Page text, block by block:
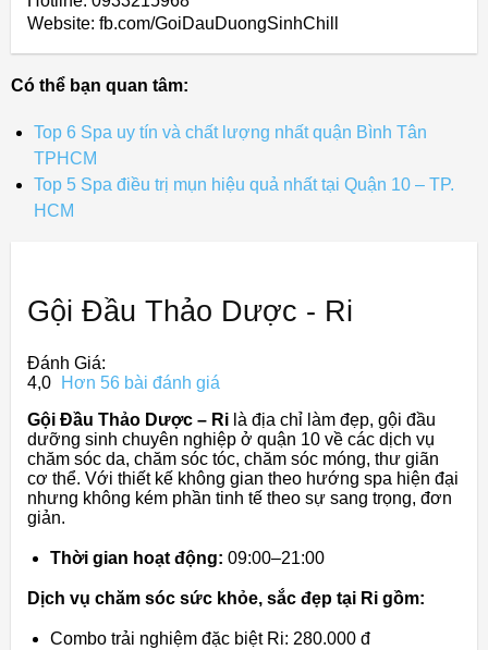
Website: fb.com/GoiDauDuongSinhChill
Có thể bạn quan tâm:
Top 6 Spa uy tín và chất lượng nhất quận Bình Tân
TPHCM
Top 5 Spa điều trị mụn hiệu quả nhất tại Quận 10 – TP.
HCM
Gội Đầu Thảo Dược - Ri
Đánh Giá:
4,0
Hơn 56 bài đánh giá
Gội Đầu Thảo Dược – Ri là địa chỉ làm đẹp, gội đầu
dưỡng sinh chuyên nghiệp ở quận 10 về các dịch vụ
chăm sóc da, chăm sóc tóc, chăm sóc móng, thư giãn
cơ thể. Với thiết kế không gian theo hướng spa hiện đại
nhưng không kém phần tinh tế theo sự sang trọng, đơn
giản.
Thời gian hoạt động: 09:00–21:00
Dịch vụ chăm sóc sức khỏe, sắc đẹp tại Ri gồm:
Combo trải nghiệm đặc biệt Ri: 280.000 đ